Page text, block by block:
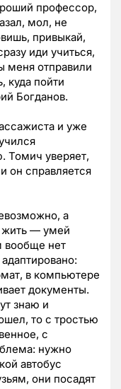
профессор,
мол, не
привыкай,
иди учиться,
меня отправили
куда пойти
Богданов.
и уже
Томич уверяет,
он справляется
а
жить — умей
вообще нет
в компьютере
документы.
знаю и
то с тростью
с
нужно
автобус
они посадят